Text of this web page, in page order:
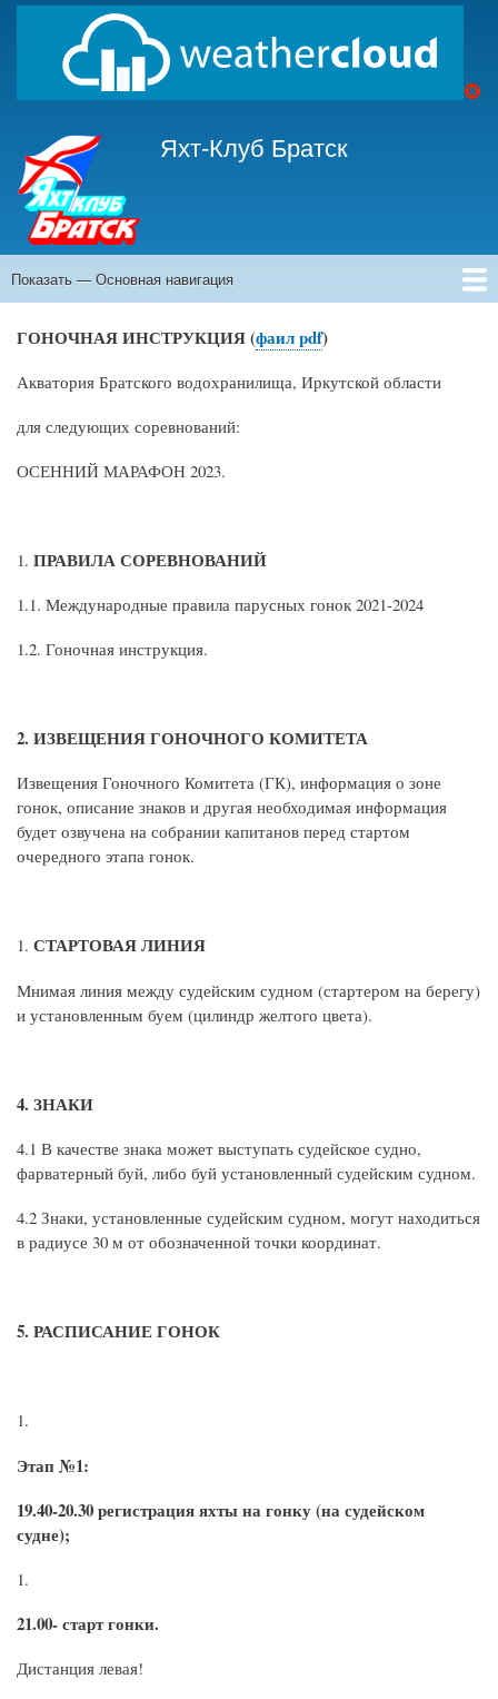
Перейти
основному
Яхт-Клуб Братск
Основная
Показать — Основная навигация
Главная
Гоночная Инструкция
Отчеты
Расписание
История
Контакты
Мерительные свидетельства
Яхты
ГОНОЧНАЯ ИНСТРУКЦИЯ (фаил pdf)
Акватория Братского водохранилища, Иркутской области
для следующих соревнований:
ОСЕННИЙ МАРАФОН 2023.
ПРАВИЛА СОРЕВНОВАНИЙ
1.1. Международные правила парусных гонок 2021-2024
1.2. Гоночная инструкция.
2. ИЗВЕЩЕНИЯ ГОНОЧНОГО КОМИТЕТА
Извещения Гоночного Комитета (ГК), информация о зоне
гонок, описание знаков и другая необходимая информация
будет озвучена на собрании капитанов перед стартом
очередного этапа гонок.
СТАРТОВАЯ ЛИНИЯ
Мнимая линия между судейским судном (стартером на берегу)
и установленным буем (цилиндр желтого цвета).
4. ЗНАКИ
4.1 В качестве знака может выступать судейское судно,
фарватерный буй, либо буй установленный судейским судном.
4.2 Знаки, установленные судейским судном, могут находиться
в радиусе 30 м от обозначенной точки координат.
5. РАСПИСАНИЕ ГОНОК
Этап №1:
19.40-20.30 регистрация яхты на гонку (на судейском
судне);
21.00- старт гонки.
Дистанция левая!